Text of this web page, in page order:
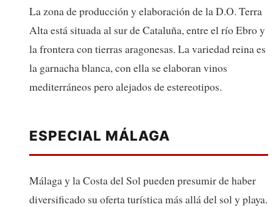
La zona de producción y elaboración de la D.O. Terra
Alta está situada al sur de Cataluña, entre el río Ebro y
la frontera con tierras aragonesas. La variedad reina es
la garnacha blanca, con ella se elaboran vinos
mediterráneos pero alejados de estereotipos.
ESPECIAL MÁLAGA
Málaga y la Costa del Sol pueden presumir de haber
diversificado su oferta turística más allá del sol y playa.